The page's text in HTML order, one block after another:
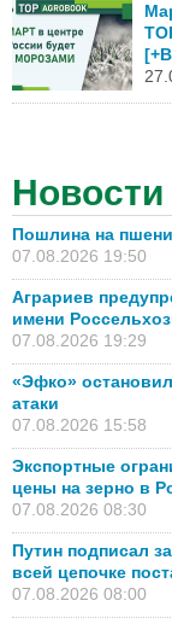
Новости
Пошлина на
07.08.2026 19:50
Аграриев
имени
07.08.2026 19:29
«Эфко»
атаки
07.08.2026 15:58
Экспортные
цены на зерно в
07.08.2026 08:30
Путин подписал
всей цепочке
07.08.2026 08:00